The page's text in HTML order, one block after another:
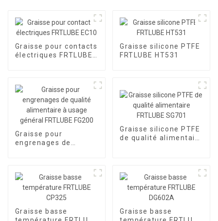
Graisse pour contacts
électriques FRTLUBE
Graisse silicone PTFE
FRTLUBE HT531
Graisse pour
engrenages de
Graisse silicone PTFE
de qualité alimentaire
Graisse basse
Graisse basse